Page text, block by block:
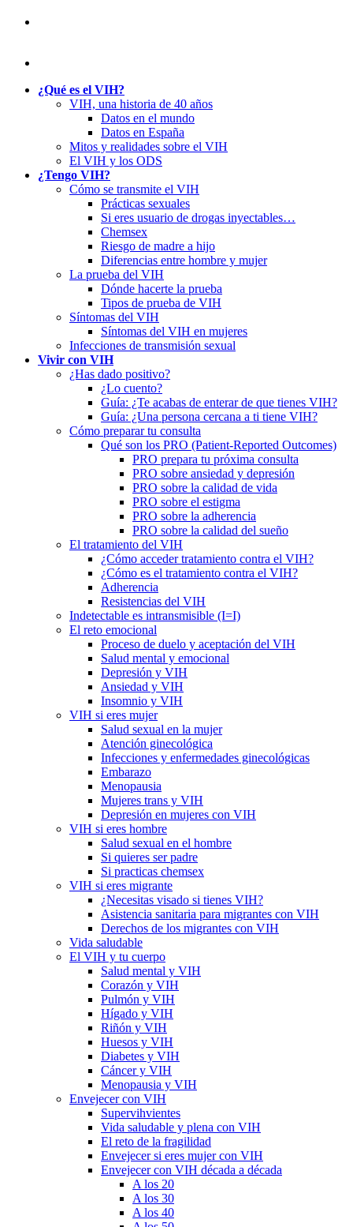
¿Qué es el VIH?
VIH, una historia de 40 años
Datos en el mundo
Datos en España
Mitos y realidades sobre el VIH
El VIH y los ODS
¿Tengo VIH?
Cómo se transmite el VIH
Prácticas sexuales
Si eres usuario de drogas inyectables…
Chemsex
Riesgo de madre a hijo
Diferencias entre hombre y mujer
La prueba del VIH
Dónde hacerte la prueba
Tipos de prueba de VIH
Síntomas del VIH
Síntomas del VIH en mujeres
Infecciones de transmisión sexual
Vivir con VIH
¿Has dado positivo?
¿Lo cuento?
Guía: ¿Te acabas de enterar de que tienes VIH?
Guía: ¿Una persona cercana a ti tiene VIH?
Cómo preparar tu consulta
Qué son los PRO (Patient-Reported Outcomes)
PRO prepara tu próxima consulta
PRO sobre ansiedad y depresión
PRO sobre la calidad de vida
PRO sobre el estigma
PRO sobre la adherencia
PRO sobre la calidad del sueño
El tratamiento del VIH
¿Cómo acceder tratamiento contra el VIH?
¿Cómo es el tratamiento contra el VIH?
Adherencia
Resistencias del VIH
Indetectable es intransmisible (I=I)
El reto emocional
Proceso de duelo y aceptación del VIH
Salud mental y emocional
Depresión y VIH
Ansiedad y VIH
Insomnio y VIH
VIH si eres mujer
Salud sexual en la mujer
Atención ginecológica
Infecciones y enfermedades ginecológicas
Embarazo
Menopausia
Mujeres trans y VIH
Depresión en mujeres con VIH
VIH si eres hombre
Salud sexual en el hombre
Si quieres ser padre
Si practicas chemsex
VIH si eres migrante
¿Necesitas visado si tienes VIH?
Asistencia sanitaria para migrantes con VIH
Derechos de los migrantes con VIH
Vida saludable
El VIH y tu cuerpo
Salud mental y VIH
Corazón y VIH
Pulmón y VIH
Hígado y VIH
Riñón y VIH
Huesos y VIH
Diabetes y VIH
Cáncer y VIH
Menopausia y VIH
Envejecer con VIH
Supervihvientes
Vida saludable y plena con VIH
El reto de la fragilidad
Envejecer si eres mujer con VIH
Envejecer con VIH década a década
A los 20
A los 30
A los 40